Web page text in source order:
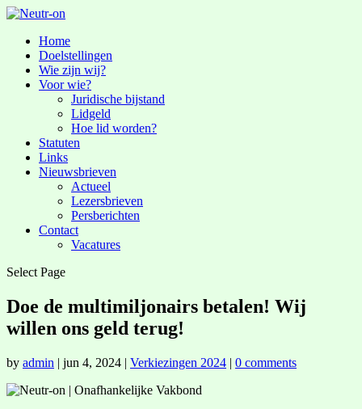
Home
Doelstellingen
Wie zijn wij?
Voor wie?
Juridische bijstand
Lidgeld
Hoe lid worden?
Statuten
Links
Nieuwsbrieven
Actueel
Lezersbrieven
Persberichten
Contact
Vacatures
Select Page
Doe de multimiljonairs betalen! Wij
willen ons geld terug!
by admin | jun 4, 2024 | Verkiezingen 2024 | 0 comments